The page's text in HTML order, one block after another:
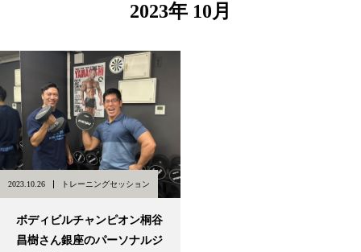
2023年 10月
2023.10.26 トレーニングセッション
ボディビルチャンピオン桐谷
昌樹さん銀座のパーソナルジ